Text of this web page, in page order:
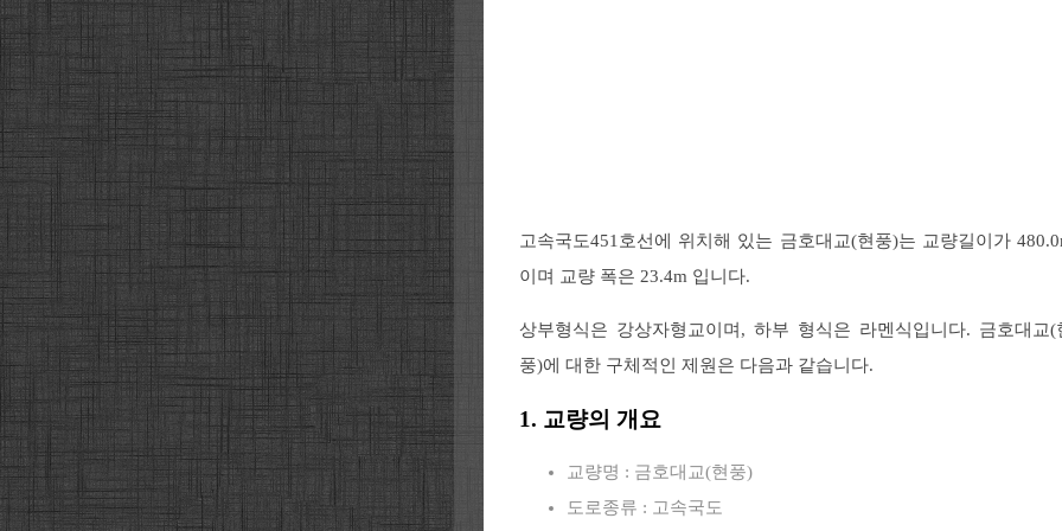
고속국도451호선에 위치해 있는 금호대교(현풍)는 교량길이가
이며 교량 폭은 23.4m 입니다.
상부형식은 강상자형교이며, 하부 형식은 라멘식입니다. 금호대교(
풍)에 대한 구체적인 제원은 다음과 같습니다.
1. 교량의 개요
교량명 : 금호대교(현풍)
도로종류 : 고속국도